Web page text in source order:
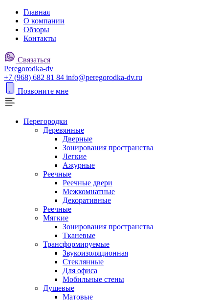
Главная
О компании
Обзоры
Контакты
Связаться
Peregorodka-dv
+7 (968) 682 81 84 info@peregorodka-dv.ru
Позвоните мне
Перегородки
Деревянные
Дверные
Зонирования пространства
Легкие
Ажурные
Реечные
Реечные двери
Межкомнатные
Декоративные
Реечные
Мягкие
Зонирования пространства
Тканевые
Трансформируемые
Звукоизоляционная
Стеклянные
Для офиса
Мобильные стены
Душевые
Матовые